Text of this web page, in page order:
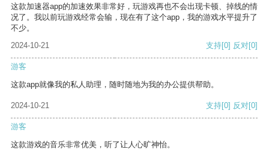
这款加速器app的加速效果非常好，玩游戏再也不会出现卡顿、掉线的情
况了。我以前玩游戏经常会输，现在有了这个app，我的游戏水平提升了
不少。
2024-10-21
支持[0] 反对[0]
游客
这款app就像我的私人助理，随时随地为我的办公提供帮助。
2024-10-21 支持[0] 反对[0]
游客
这款游戏的音乐非常优美，听了让人心旷神怡。